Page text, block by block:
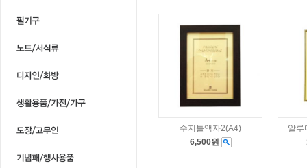
수지틀액자2(A4)
6,500원
알루